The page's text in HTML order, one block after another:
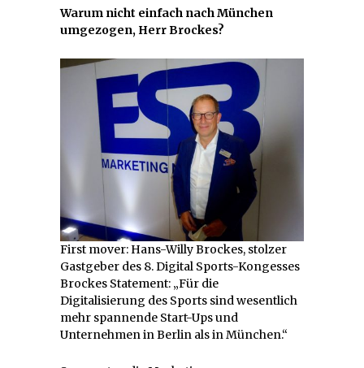
Warum nicht einfach nach München
umgezogen, Herr Brockes?
First mover: Hans-Willy Brockes, stolzer
Gastgeber des 8. Digital Sports-Kongesses
Brockes Statement: „Für die
Digitalisierung des Sports sind wesentlich
mehr spannende Start-Ups und
Unternehmen in Berlin als in München.“